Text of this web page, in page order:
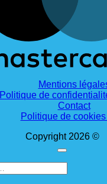
Mentions
Politique de
Contact
Politique de
Copyright 2026 ©